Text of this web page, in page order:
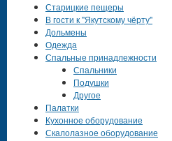
Старицкие пещеры
В гости к "Якутскому чёрту"
Дольмены
Одежда
Спальные принадлежности
Спальники
Подушки
Другое
Палатки
Кухонное оборудование
Скалолазное оборудование